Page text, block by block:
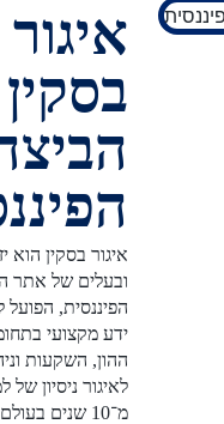
איגור
בסקין -
הביצה
הפיננסית
איגור בסקין הוא יזם פיננסי
ובעלים של אתר הביצה
הפיננסית, הפועל להנגשת
ידע מקצועי בתחומי שוק
ההון, השקעות וניהול כסף.
לאיגור ניסיון של למעלה
מ־10 שנים בעולם הפיננסים